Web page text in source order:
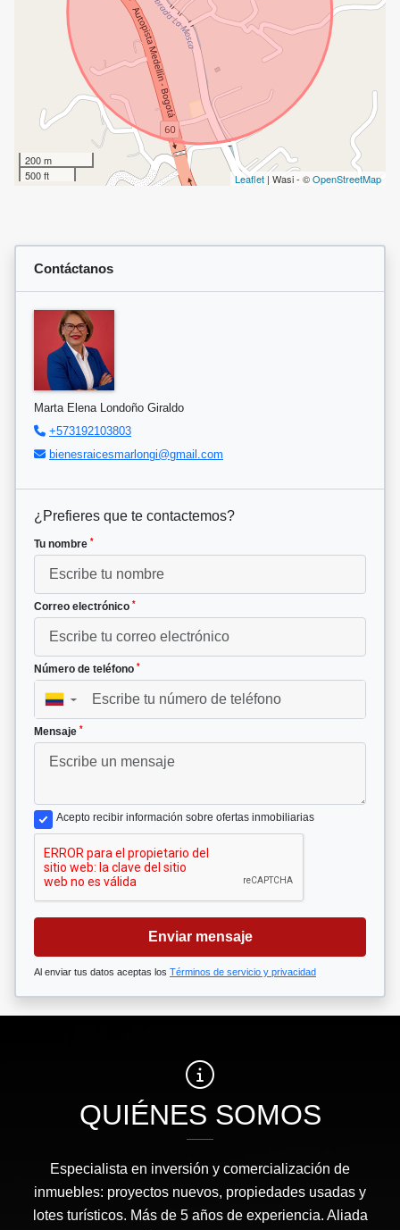
200 m
500 ft
Leaflet | Wasi - ©OpenStreetMap
Contáctanos
Marta Elena Londoño Giraldo
+573192103803
bienesraicesmarlongi@gmail.com
¿Prefieres que te contactemos?
Tu nombre *
Correo electrónico *
Número de teléfono *
▼
Mensaje *
Acepto recibir información sobre ofertas inmobiliarias
Enviar mensaje
Al enviar tus datos aceptas los Términos de servicio y privacidad
QUIÉNES SOMOS
Especialista en inversión y comercialización de
inmuebles: proyectos nuevos, propiedades usadas y
lotes turísticos. Más de 5 años de experiencia. Aliada